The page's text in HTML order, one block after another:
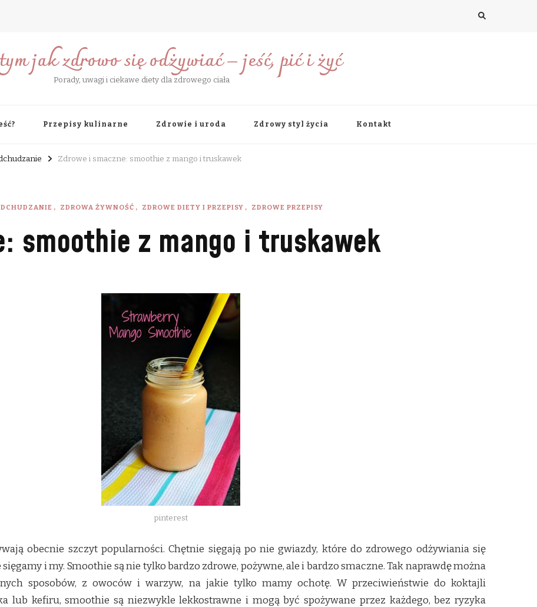
jak zdrowo się odżywiać – jeść, pić i żyć
Porady, uwagi i ciekawe diety dla zdrowego ciała
Przepisy kulinarne Zdrowie i uroda Zdrowy styl życia Kontakt
Zdrowe i smaczne: smoothie z mango i truskawek
ZDROWA ŻYWNOŚĆ ZDROWE DIETY I PRZEPISY ZDROWE PRZEPISY
smoothie z mango i truskawek
pinterest
obecnie szczyt popularności. Chętnie sięgają po nie gwiazdy, które do zdrowego odżywiania się
i my. Smoothie są nie tylko bardzo zdrowe, pożywne, ale i bardzo smaczne. Tak naprawdę można
sposobów, z owoców i warzyw, na jakie tylko mamy ochotę. W przeciwieństwie do koktajli
lub kefiru, smoothie są niezwykle lekkostrawne i mogą być spożywane przez każdego, bez ryzyka